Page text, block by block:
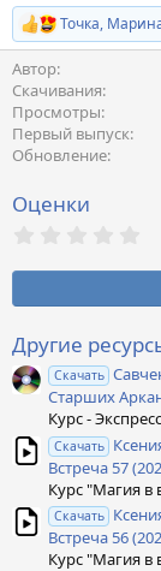
Р
е
а
к
ц
и
и
:
Точка,
Автор
Скачивания
Просмотры
Первый выпуск
Обновление
Оценки
0
з
ё
з
д
Другие
Скачать
Старших
Курс -
Скачать
Встреча 57
Курс "Магия в
Скачать
Встреча 56
Курс "Магия в